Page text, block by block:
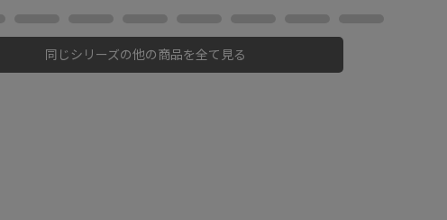
同じシリーズの他の商品を全て見る